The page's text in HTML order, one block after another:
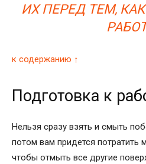
ИХ ПЕРЕД ТЕМ,
к содержанию ↑
Подготовка к
Нельзя сразу взять и смыть
потом вам придется потратить
чтобы отмыть все другие